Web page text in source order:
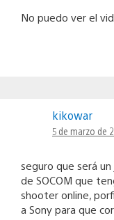
No puedo ver el
kikowar
5 de marzo de
seguro que será
de SOCOM que
shooter online,
a Sony para que